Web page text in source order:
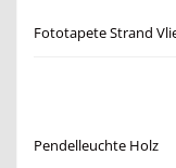
Fototapete Strand
Pendelleuchte Holz